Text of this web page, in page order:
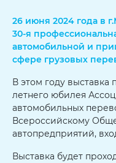
26 июня 2024 года в
30-я
автомобильной и
сфере грузовых
В этом году выставка
летнего юбилея
автомобильных
Всероссийскому
автопредприятий,
Выставка будет